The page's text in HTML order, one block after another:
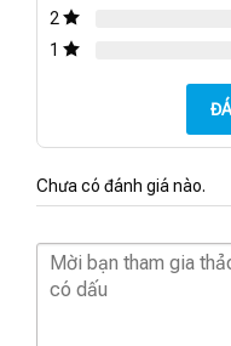
2
1
Chưa có đánh giá nào.